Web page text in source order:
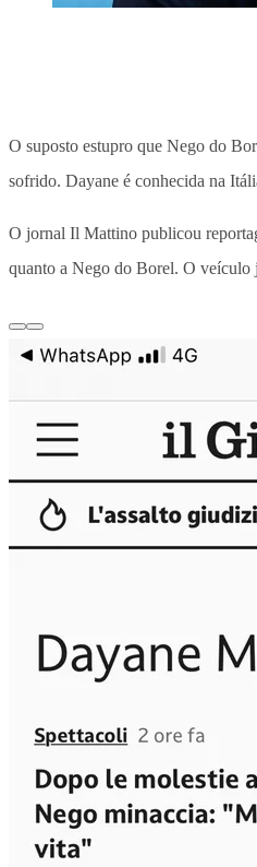
O suposto estupro que Nego do
sofrido. Dayane é conhecida na
O jornal Il Mattino publicou
quanto a Nego do Borel. O veículo